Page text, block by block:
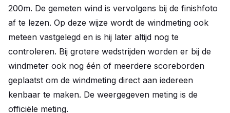
200m. De gemeten wind is vervolgens bij de finishfoto
af te lezen. Op deze wijze wordt de windmeting ook
meteen vastgelegd en is hij later altijd nog te
controleren. Bij grotere wedstrijden worden er bij de
windmeter ook nog één of meerdere scoreborden
geplaatst om de windmeting direct aan iedereen
kenbaar te maken. De weergegeven meting is de
officiële meting.